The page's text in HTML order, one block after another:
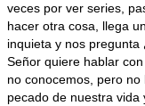
veces por ver series,
hacer otra cosa, llega
inquieta y nos
Señor quiere hablar
no conocemos, pero
pecado de nuestra